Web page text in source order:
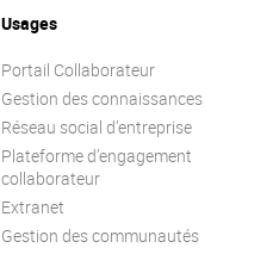
Usages
Portail Collaborateur
Gestion des connaissances
Réseau social d’entreprise
Plateforme d’engagement
collaborateur
Extranet
Gestion des communautés